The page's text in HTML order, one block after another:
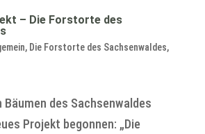
– Die Forstorte des
, Die Forstorte des Sachsenwaldes,
Bäumen des Sachsenwaldes
Projekt begonnen: „Die